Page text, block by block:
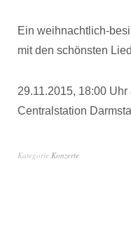
Ein weihnachtlich-
mit den schönsten
29.11.2015, 18:00 Uhr
Centralstation
Kategorie Konzerte